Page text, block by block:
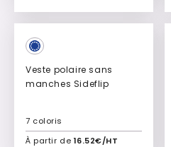
Ajouter à mon devis
Veste polaire sans
manches Sideflip
À partir de 16.52€/HT
7 coloris